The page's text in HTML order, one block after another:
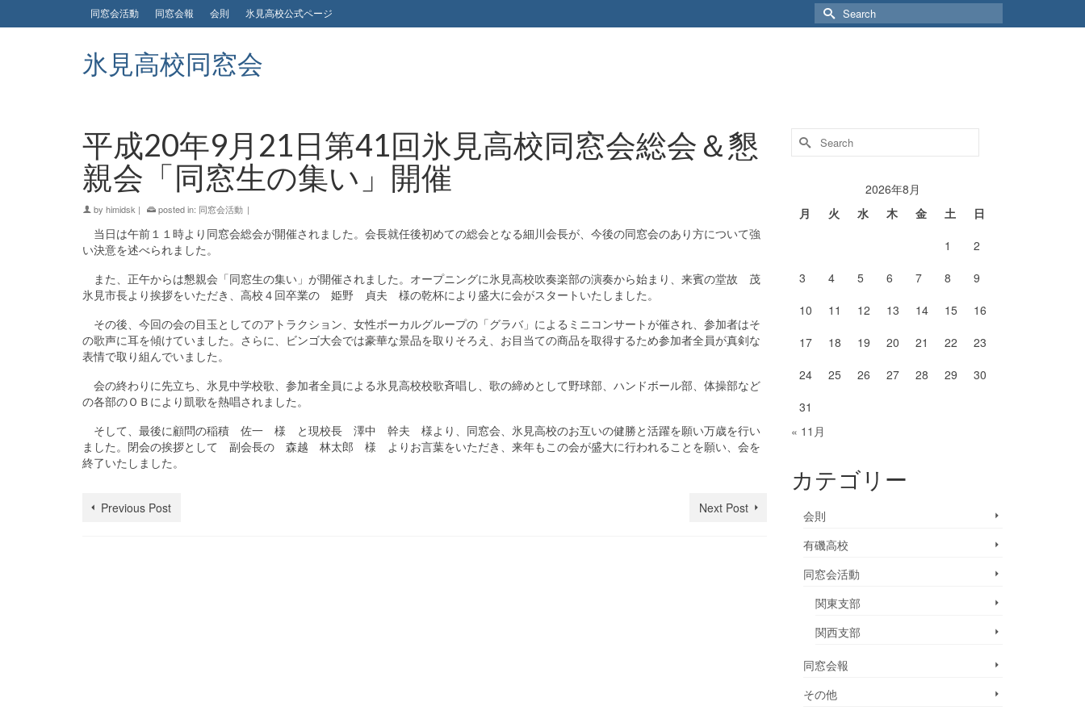
同窓会活動 同窓会報 会則 氷見高校公式ページ
Search
for:
氷見高校同窓会
平成20年9月21日第41回氷見高校同窓会総会＆懇
親会「同窓生の集い」開催
by himidsk | posted in: 同窓会活動 |
当日は午前１１時より同窓会総会が開催されました。会長就任後初めての総会となる細川会長が、今後の同窓会のあり方について強
い決意を述べられました。
また、正午からは懇親会「同窓生の集い」が開催されました。オープニングに氷見高校吹奏楽部の演奏から始まり、来賓の堂故 茂
氷見市長より挨拶をいただき、高校４回卒業の 姫野 貞夫 様の乾杯により盛大に会がスタートいたしました。
その後、今回の会の目玉としてのアトラクション、女性ボーカルグループの「グラバ」によるミニコンサートが催され、参加者はそ
の歌声に耳を傾けていました。さらに、ビンゴ大会では豪華な景品を取りそろえ、お目当ての商品を取得するため参加者全員が真剣な
表情で取り組んでいました。
会の終わりに先立ち、氷見中学校歌、参加者全員による氷見高校校歌斉唱し、歌の締めとして野球部、ハンドボール部、体操部など
の各部のＯＢにより凱歌を熱唱されました。
そして、最後に顧問の稲積 佐一 様 と現校長 澤中 幹夫 様より、同窓会、氷見高校のお互いの健勝と活躍を願い万歳を行い
ました。閉会の挨拶として 副会長の 森越 林太郎 様 よりお言葉をいただき、来年もこの会が盛大に行われることを願い、会を
終了いたしました。
Previous Post Next Post
Search
for:
2026年8月
月
火 水 木 金 土
日
1
2
3
4 5 6 7 8
9
10
11 12 13 14 15
16
17
18 19 20 21 22
23
24
25 26 27 28 29
30
31
« 11月
カテゴリー
会則
有磯高校
同窓会活動
関東支部
関西支部
同窓会報
その他